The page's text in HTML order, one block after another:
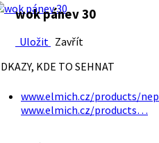
wok pánev 30
Uložit Zavřít
KDE TO SEHNAT
www.elmich.cz/products/
www.elmich.cz/products…